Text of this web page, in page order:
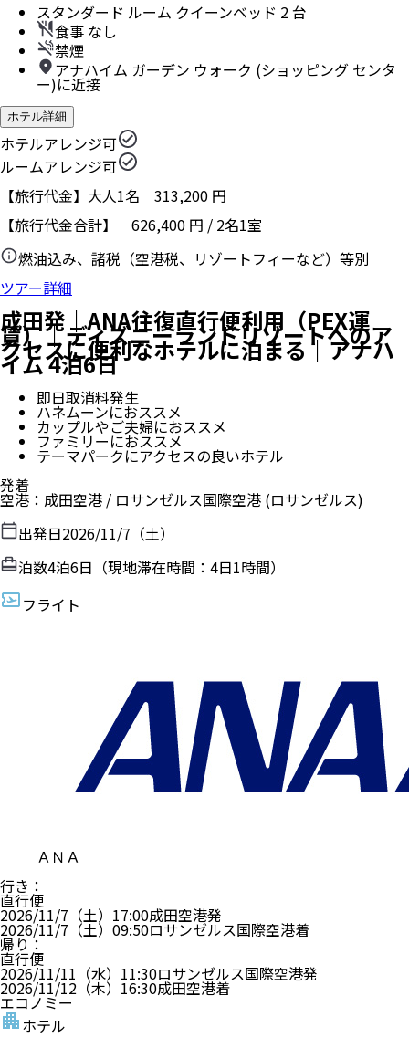
スタンダード ルーム クイーンベッド 2 台
食事 なし
禁煙
アナハイム ガーデン ウォーク (ショッピング センタ
ー)に近接
ホテル詳細
ホテルアレンジ可
ルームアレンジ可
【旅行代金】大人1名 313,200 円
【旅行代金合計】 626,400 円 / 2名1室
燃油込み、諸税（空港税、リゾートフィーなど）等別
ツアー詳細
成田発｜ANA往復直行便利用（PEX運
賃）｜ディズニーランドリゾートへのア
クセスに便利なホテルに泊まる｜アナハ
イム 4泊6日
即日取消料発生
ハネムーンにおススメ
カップルやご夫婦におススメ
ファミリーにおススメ
テーマパークにアクセスの良いホテル
発着
空港 ： 成田空港 / ロサンゼルス国際空港 (ロサンゼルス)
出発日2026/11/7（土）
泊数4泊6日（現地滞在時間： 4日1時間）
フライト
ＡＮＡ
行き ：
直行便
2026/11/7（土） 17:00成田空港発
2026/11/7（土） 09:50ロサンゼルス国際空港着
帰り ：
直行便
2026/11/11（水） 11:30ロサンゼルス国際空港発
2026/11/12（木） 16:30成田空港着
エコノミー
ホテル